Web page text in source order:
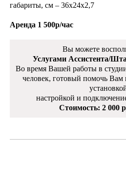
габариты, см – 36х24х2,7
Аренда 1 500р/час
Вы можете
Услугами Ассистента/
Во время Вашей работы в
человек, готовый помочь
настройкой и
Стоимость: 2 000